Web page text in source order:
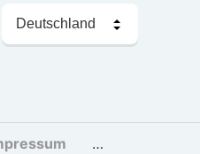
wählen
Cookies und